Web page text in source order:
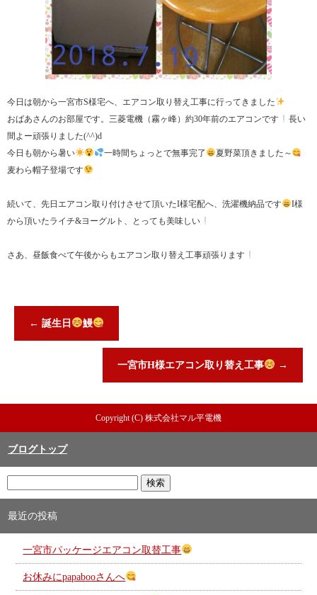
今日は朝から一宮市S様宅へ、エアコン取り替え工事に行ってきました
おばあさんのお部屋です。三菱電機（霧ヶ峰）約30年前のエアコンです
長い
間よー頑張りました(^^)d
今日も朝から暑い
一時間ちょっとで無事完了
夏野菜頂きました～
麦わら帽子登場です
続いて、先日エアコン取り付けさせて頂いたI様宅配へ、洗濯機納品です
I様
から頂いたライチ&ヨーグルト、とっても美味しい
さあ、昼飯食べて午後からもエアコン取り替え工事頑張ります
← 誕生日 鰻
一宮市H様エアコン取り替え工事 →
Copyright (C) 株式会社マル平電機
ブログトップ
最近の投稿
一宮市パッケージエアコン取替工事
お休みにpapabooさんへ